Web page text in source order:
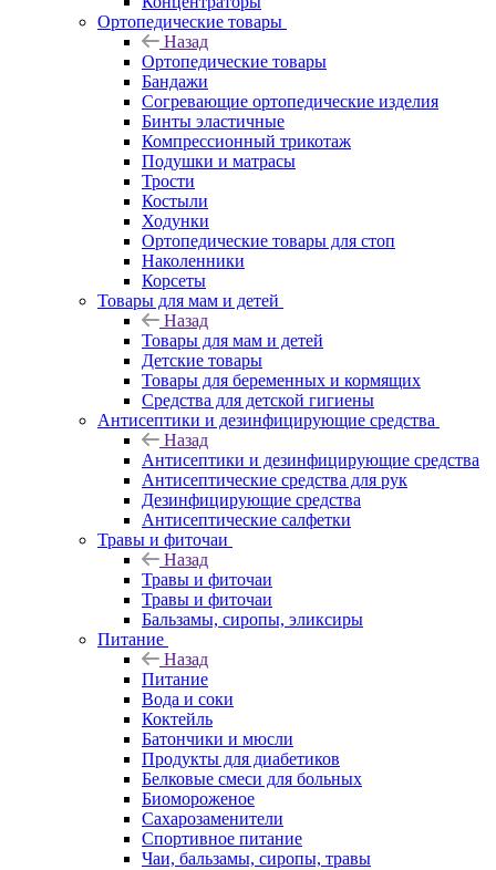
Ортопедические товары
Назад
Ортопедические товары
Бандажи
Согревающие ортопедические изделия
Бинты эластичные
Компрессионный трикотаж
Подушки и матрасы
Трости
Костыли
Ходунки
Ортопедические товары для стоп
Наколенники
Корсеты
Товары для мам и детей
Назад
Товары для мам и детей
Детские товары
Товары для беременных и кормящих
Средства для детской гигиены
Антисептики и дезинфицирующие средства
Назад
Антисептики и дезинфицирующие средства
Антисептические средства для рук
Дезинфицирующие средства
Антисептические салфетки
Травы и фиточаи
Назад
Травы и фиточаи
Травы и фиточаи
Бальзамы, сиропы, эликсиры
Питание
Назад
Питание
Вода и соки
Коктейль
Батончики и мюсли
Продукты для диабетиков
Белковые смеси для больных
Биомороженое
Сахарозаменители
Спортивное питание
Чаи, бальзамы, сиропы, травы